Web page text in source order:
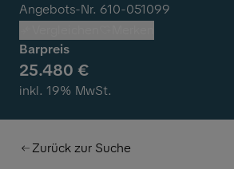
Angebots-Nr. 610-051099
Barpreis
25.480 €
inkl. 19% MwSt.
Zurück zur Suche